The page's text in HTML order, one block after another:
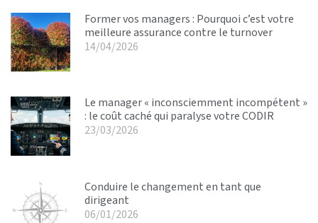
Former vos managers : Pourquoi c’est votre
meilleure assurance contre le turnover
14/04/2026
Le manager « inconsciemment incompétent »
: le coût caché qui paralyse votre CODIR
23/03/2026
Conduire le changement en tant que
dirigeant
06/01/2026